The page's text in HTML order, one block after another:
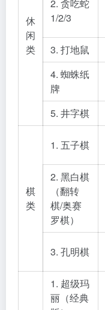
休
闲
类
2. 贪吃蛇
1/2/3
3. 打地鼠
4. 蜘蛛纸
牌
5. 井字棋
棋
类
1. 五子棋
2. 黑白棋
（翻转
棋/奥赛
罗棋）
3. 孔明棋
1. 超级玛
丽（经典